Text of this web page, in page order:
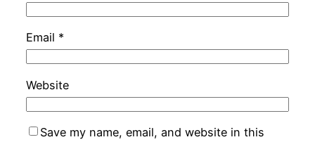
Email *
Website
Save my name, email, and website in this